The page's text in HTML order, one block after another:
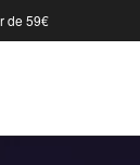
de 59€